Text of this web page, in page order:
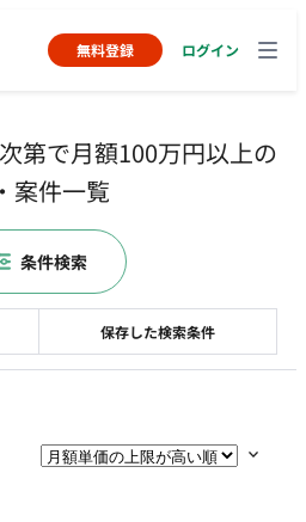
無料登録 ログイン
第で月額100万円以上の
案件一覧
保存した検索条件
条件検索